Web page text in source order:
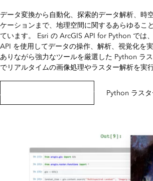
データ変換から自動化、探索的データ解析、時
ケーションまで、地理空間に関するあらゆるこ
ています。 Esri の ArcGIS API for Python では
API を使用してデータの操作、解析、視覚化を
ありながら強力なツールを厳選した Python ラ
でリアルタイムの画像処理やラスター解析を実
ArcGIS API for Python の探索 Python ラス